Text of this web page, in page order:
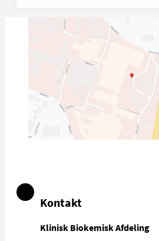
Kontakt
Klinisk Biokemisk Afdeling